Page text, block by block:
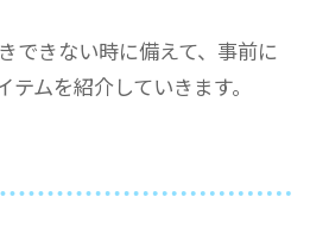
できない時に備えて、事前に
ムを紹介していきます。